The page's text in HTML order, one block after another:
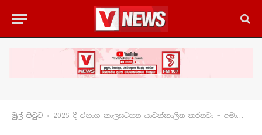
මුල් පිටු​ව » 2025 දී විභාග කාලසටහන යාවත්කාලීන කරනවා – අමාත්‍ය සුසිල් ප්‍රේමජයන්ත